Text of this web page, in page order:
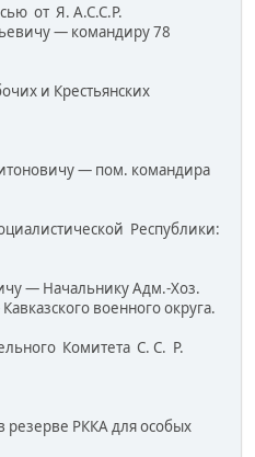
от Я. А.С.С.Р.
— командиру 78
и Крестьянских
— пом. командира
Республики:
— Начальнику Адм.-Хоз.
военного округа.
Комитета С. С. Р.
РККА для особых